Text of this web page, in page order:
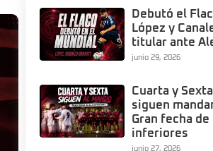
Debutó el
López y
titular ante
junio 29, 2026
Cuarta y Sexta
siguen
Gran fecha de
inferiores
junio 27, 2026